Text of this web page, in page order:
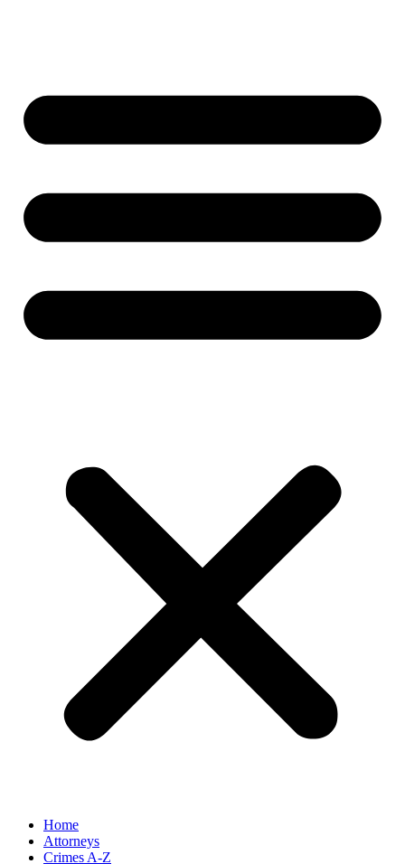
Home
Attorneys
Crimes A-Z